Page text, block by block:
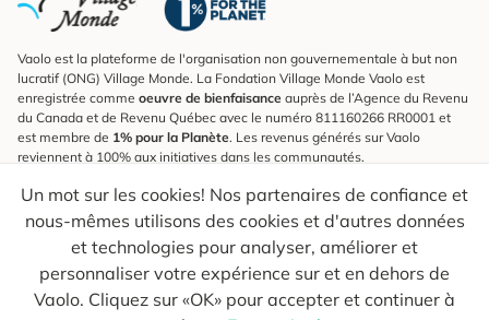
Un mot sur les cookies! Nos partenaires de confiance et
nous-mêmes utilisons des cookies et d'autres données
et technologies pour analyser, améliorer et
personnaliser votre expérience sur et en dehors de
Vaolo. Cliquez sur «OK» pour accepter et continuer à
Vaolo est la plateforme de l'organisation non gouvernementale à but non
lucratif (ONG) Village Monde. La Fondation Village Monde Vaolo est
enregistrée comme oeuvre de bienfaisance auprès de l’Agence du Revenu
du Canada et de Revenu Québec avec le numéro 811160266 RR0001 et
est membre de 1% pour la Planète. Les revenus générés sur Vaolo
reviennent à 100% aux initiatives dans les communautés.
S'inscrire à l'infolettre
Pour connaître les nouveautés, suivre nos explorateurs et recevoir des
astuces pour des voyages plus conscients.
Ton courriel Envoyer